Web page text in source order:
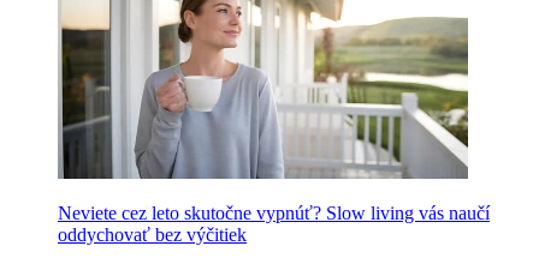
Neviete cez leto skutočne vypnúť? Slow living vás naučí
oddychovať bez výčitiek